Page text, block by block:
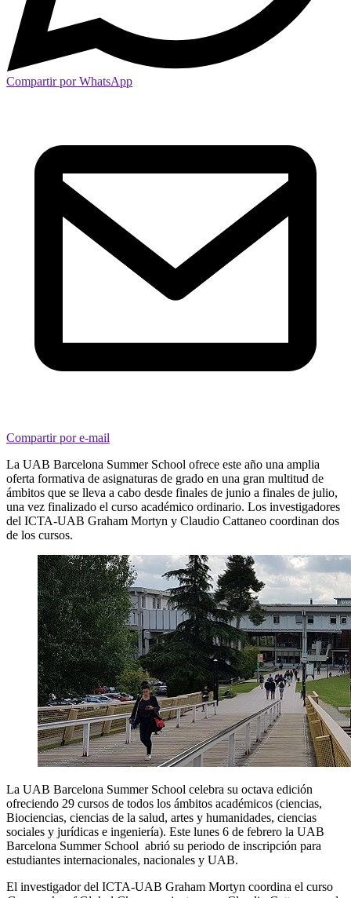
Compartir por WhatsApp
Compartir por e-mail
La UAB Barcelona Summer School ofrece este año una amplia
oferta formativa de asignaturas de grado en una gran multitud de
ámbitos que se lleva a cabo desde finales de junio a finales de julio,
una vez finalizado el curso académico ordinario. Los investigadores
del ICTA-UAB Graham Mortyn y Claudio Cattaneo coordinan dos
de los cursos.
La UAB Barcelona Summer School celebra su octava edición
ofreciendo 29 cursos de todos los ámbitos académicos (ciencias,
Biociencias, ciencias de la salud, artes y humanidades, ciencias
sociales y jurídicas e ingeniería). Este lunes 6 de febrero la UAB
Barcelona Summer School abrió su periodo de inscripción para
estudiantes internacionales, nacionales y UAB.
El investigador del ICTA-UAB Graham Mortyn coordina el curso